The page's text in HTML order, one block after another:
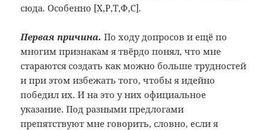
сюда. Особенно [Х,Р,Т,Ф,С].
Первая причина. По ходу допросов и ещё по
многим признакам я твёрдо понял, что мне
стараются создать как можно больше трудностей
и при этом избежать того, чтобы я идейно
победил их. И на это у них официальное
указание. Под разными предлогами
препятствуют мне говорить, словно, если я